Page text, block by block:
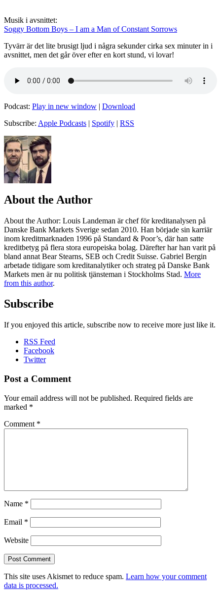
Musik i avsnittet:
Soggy Bottom Boys – I am a Man of Constant Sorrows
Tyvärr är det lite brusigt ljud i några sekunder cirka sex minuter in i
avsnittet, men det går över efter en kort stund, vi lovar!
Podcast: Play in new window | Download
Subscribe: Apple Podcasts | Spotify | RSS
About the Author
About the Author: Louis Landeman är chef för kreditanalysen på
Danske Bank Markets Sverige sedan 2010. Han började sin karriär
inom kreditmarknaden 1996 på Standard & Poor’s, där han satte
kreditbetyg på flera stora europeiska bolag. Därefter har han varit på
bland annat Bear Stearns, SEB och Credit Suisse. Gabriel Bergin
arbetade tidigare som kreditanalytiker och strateg på Danske Bank
Markets men är nu politisk tjänsteman i Stockholms Stad. More
from this author.
Subscribe
If you enjoyed this article, subscribe now to receive more just like it.
RSS Feed
Facebook
Twitter
Post a Comment
Your email address will not be published. Required fields are
marked *
Comment *
Name *
Email *
Website
This site uses Akismet to reduce spam. Learn how your comment
data is processed.